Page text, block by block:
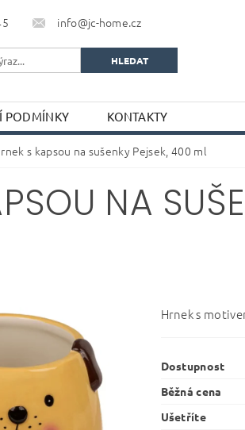
info@jc-home.cz
PODMÍNKY KONTAKTY
s kapsou na sušenky Pejsek, 400 ml
NA
Hrnek s
Dostupnost
Běžná cena
Ušetříte